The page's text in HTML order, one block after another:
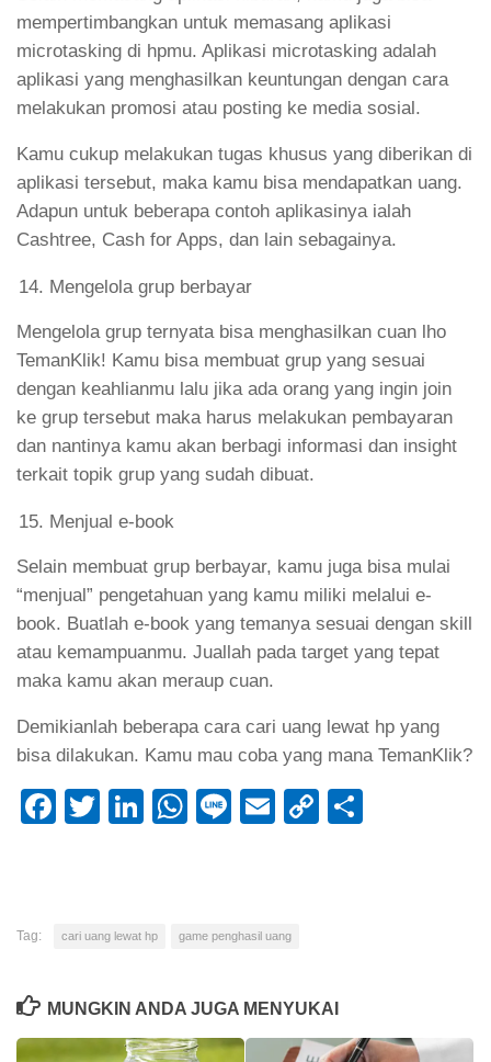
mempertimbangkan untuk memasang aplikasi
microtasking di hpmu. Aplikasi microtasking adalah
aplikasi yang menghasilkan keuntungan dengan cara
melakukan promosi atau posting ke media sosial.
Kamu cukup melakukan tugas khusus yang diberikan di
aplikasi tersebut, maka kamu bisa mendapatkan uang.
Adapun untuk beberapa contoh aplikasinya ialah
Cashtree, Cash for Apps, dan lain sebagainya.
Mengelola grup berbayar
Mengelola grup ternyata bisa menghasilkan cuan lho
TemanKlik! Kamu bisa membuat grup yang sesuai
dengan keahlianmu lalu jika ada orang yang ingin join
ke grup tersebut maka harus melakukan pembayaran
dan nantinya kamu akan berbagi informasi dan insight
terkait topik grup yang sudah dibuat.
Menjual e-book
Selain membuat grup berbayar, kamu juga bisa mulai
“menjual” pengetahuan yang kamu miliki melalui e-
book. Buatlah e-book yang temanya sesuai dengan skill
atau kemampuanmu. Juallah pada target yang tepat
maka kamu akan meraup cuan.
Demikianlah beberapa cara cari uang lewat hp yang
bisa dilakukan. Kamu mau coba yang mana TemanKlik?
Facebook
TwitterLinkedIn
WhatsApp
LineEmailCopy
Tag: cari uang lewat hp game penghasil uang
MUNGKIN ANDA JUGA MENYUKAI